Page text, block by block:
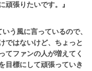
頑張りたいです。』
う風に言っているので、
ではないけど、ちょっと
てファンの人が増えてく
目標にして頑張っていき